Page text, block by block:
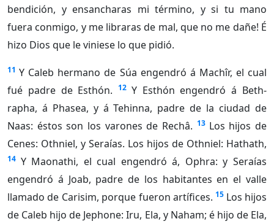
bendición, y ensancharas mi término, y si tu mano
fuera conmigo, y me libraras de mal, que no me dañe! É
hizo Dios que le viniese lo que pidió.
11 Y Caleb hermano de Súa engendró á Machîr, el cual
fué padre de Esthón. 12 Y Esthón engendró á Beth-
rapha, á Phasea, y á Tehinna, padre de la ciudad de
Naas: éstos son los varones de Rechâ. 13 Los hijos de
Cenes: Othniel, y Seraías. Los hijos de Othniel: Hathath,
14 Y Maonathi, el cual engendró á, Ophra: y Seraías
engendró á Joab, padre de los habitantes en el valle
llamado de Carisim, porque fueron artífices. 15 Los hijos
de Caleb hijo de Jephone: Iru, Ela, y Naham; é hijo de Ela,